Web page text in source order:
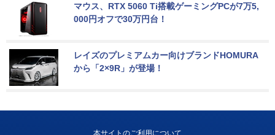
マウス、RTX 5060 Ti搭載ゲーミングPCが7万5,
000円オフで30万円台！
レイズのプレミアムカー向けブランドHOMURA
から「2×9R」が登場！
本サイトのご利用について